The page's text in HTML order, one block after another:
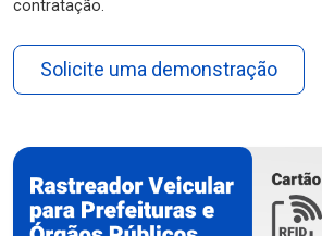
contratação.
Solicite uma demonstração